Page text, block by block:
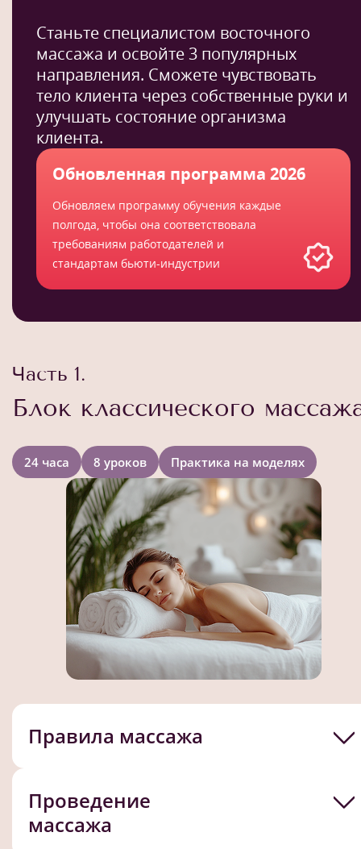
Станьте специалистом восточного
массажа и освойте 3 популярных
направления. Сможете чувствовать
тело клиента через собственные руки и
улучшать состояние организма
клиента.
Обновленная программа 2026
Обновляем программу обучения каждые
полгода, чтобы она соответствовала
требованиям работодателей и
стандартам бьюти-индустрии
Часть 1.
Блок классического
24 часа 8 уроков Практика на моделях
Правила массажа
Проведение
массажа